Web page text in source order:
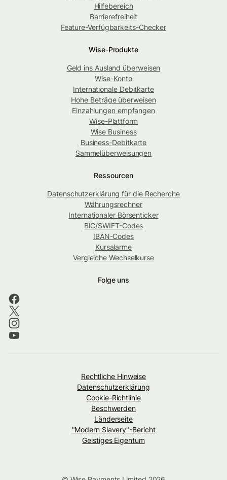
Hilfebereich
Barrierefreiheit
Feature-Verfügbarkeits-Checker
Wise-Produkte
Geld ins Ausland überweisen
Wise-Konto
Internationale Debitkarte
Hohe Beträge überweisen
Einzahlungen empfangen
Wise-Plattform
Wise Business
Business-Debitkarte
Sammelüberweisungen
Ressourcen
Datenschutzerklärung für die Recherche
Währungsrechner
Internationaler Börsenticker
BIC/SWIFT-Codes
IBAN-Codes
Kursalarme
Vergleiche Wechselkurse
Folge uns
Rechtliche Hinweise
Datenschutzerklärung
Cookie-Richtlinie
Beschwerden
Länderseite
"Modern Slavery"-Bericht
Geistiges Eigentum